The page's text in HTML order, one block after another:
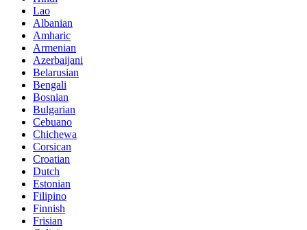
Lao
Albanian
Amharic
Armenian
Azerbaijani
Belarusian
Bengali
Bosnian
Bulgarian
Cebuano
Chichewa
Corsican
Croatian
Dutch
Estonian
Filipino
Finnish
Frisian